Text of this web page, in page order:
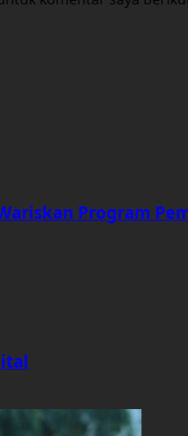
Program